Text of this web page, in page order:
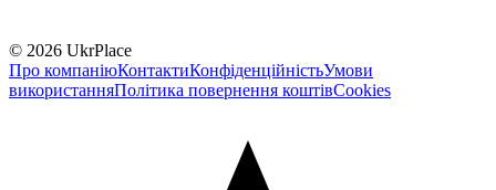
© 2026 UkrPlace
Про компаніюКонтактиКонфіденційністьУмови
використанняПолітика повернення коштівCookies